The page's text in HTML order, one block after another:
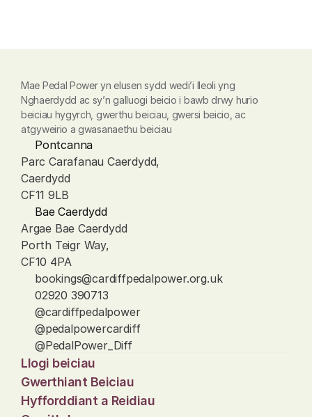
Mae Pedal Power yn elusen sydd wedi’i lleoli yng
Nghaerdydd ac sy’n galluogi beicio i bawb drwy hurio
beiciau hygyrch, gwerthu beiciau, gwersi beicio, ac
atgyweirio a gwasanaethu beiciau
Pontcanna
Parc Carafanau Caerdydd,
Caerdydd
CF11 9LB
Bae Caerdydd
Argae Bae Caerdydd
Porth Teigr Way,
CF10 4PA
bookings@cardiffpedalpower.org.uk
02920 390713
@cardiffpedalpower
@pedalpowercardiff
@PedalPower_Diff
Llogi beiciau
Gwerthiant Beiciau
Hyfforddiant a Reidiau